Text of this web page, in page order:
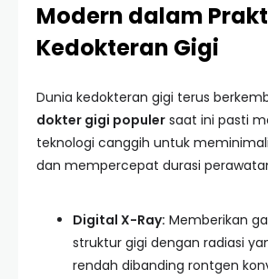
Modern dalam
Kedokteran Gigi
Dunia kedokteran gigi terus
dokter gigi populer saat ini pasti
teknologi canggih untuk
dan mempercepat durasi
Digital X-Ray: Memberikan
struktur gigi dengan radiasi
rendah dibanding rontgen